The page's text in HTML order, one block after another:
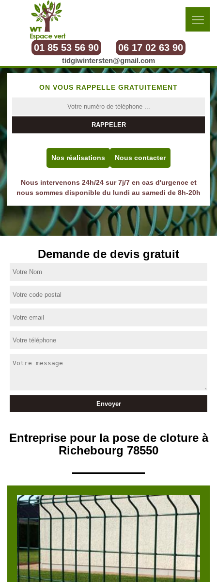
01 85 53 56 90 06 17 02 63 90
tidgiwintersten@gmail.com
ON VOUS RAPPELLE GRATUITEMENT
Nos réalisations Nous contacter
Nous intervenons 24h/24 sur 7j/7 en cas d'urgence et
nous sommes disponible du lundi au samedi de 8h-20h
Demande de devis gratuit
Entreprise pour la pose de cloture à
Richebourg 78550